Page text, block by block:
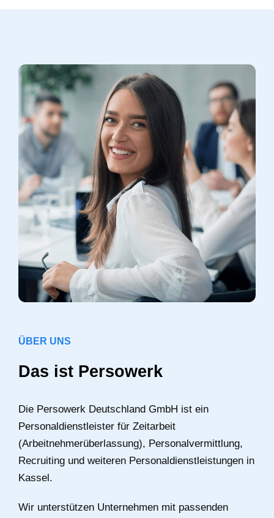
ÜBER UNS
Das ist Persowerk
Die Persowerk Deutschland GmbH ist ein
Personaldienstleister für Zeitarbeit
(Arbeitnehmerüberlassung), Personalvermittlung,
Recruiting und weiteren Personaldienstleistungen in
Kassel.
Wir unterstützen Unternehmen mit passenden